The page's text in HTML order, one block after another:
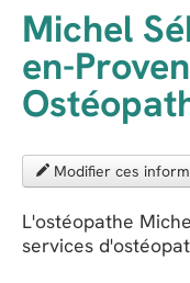
Inscrire son
Michel
en-
Modifier ces
L'ostéopathe
services